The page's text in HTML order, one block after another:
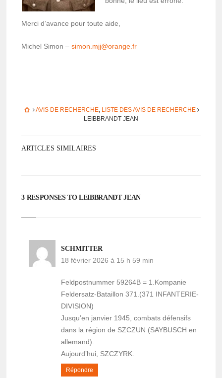
Merci d’avance pour toute aide,
Michel Simon –simon.mjj@o­range.fr
AVIS DE RECHERCHE, LISTE DES AVIS DE RECHERCHE
LEIB­BRANDT JEAN
ARTICLES SIMILAIRES
3 RESPONSES TO LEIB­BRANDT JEAN
SCHMITTER
18 février 2026 à 15 h 59 min
Feldpostnummer 59264B = 1.Kompanie
Feldersatz-Bataillon 371.(371 INFANTERIE-
DIVISION)
Jusqu’en janvier 1945, combats défensifs
dans la région de SZCZUN (SAYBUSCH en
allemand).
Aujourd’hui, SZCZYRK.
Répondre